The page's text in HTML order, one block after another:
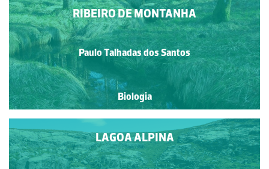
RIBEIRO DE MONTANHA
Paulo Talhadas dos Santos
Biologia
LAGOA ALPINA